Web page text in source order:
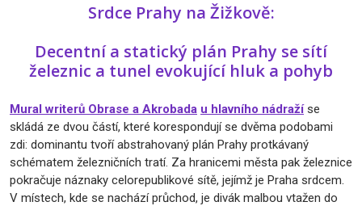
Srdce Prahy na Žižkově:
Decentní a statický plán Prahy se sítí
železnic a tunel evokující hluk a pohyb
Mural writerů Obrase a Akrobada u hlavního nádražíse
skládá ze dvou částí, které korespondují se dvěma podobami
zdi: dominantu tvoří abstrahovaný plán Prahy protkávaný
schématem železničních tratí. Za hranicemi města pak železnice
pokračuje náznaky celorepublikové sítě, jejímž je Praha srdcem.
V místech, kde se nachází průchod, je divák malbou vtažen do